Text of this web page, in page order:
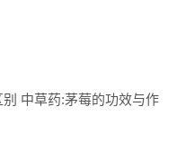
中草药:茅莓的功效与作